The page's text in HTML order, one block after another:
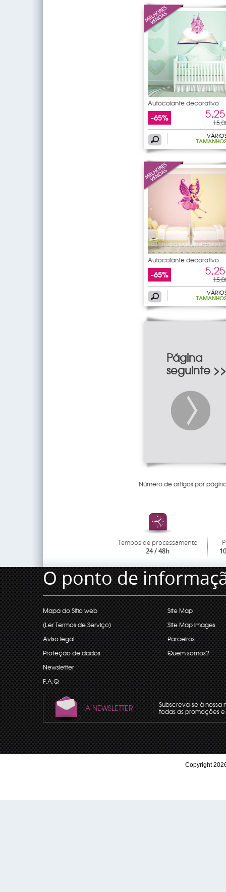
Autocolante decorativo
-65%
Autocolante decorativo
-65%
Página
seguinte >>
Número de artigos por
Tempos de processamento
24 / 48h
O ponto de
Mapa do Sítio web
(Ler Termos de Serviço)
Aviso legal
Proteção de dados
Newsletter
F.A.Q
Site Map
Site Map images
Parceiros
Quem somos?
A NEWSLETTER Subscreva-se à
todas as promoções
Copyright